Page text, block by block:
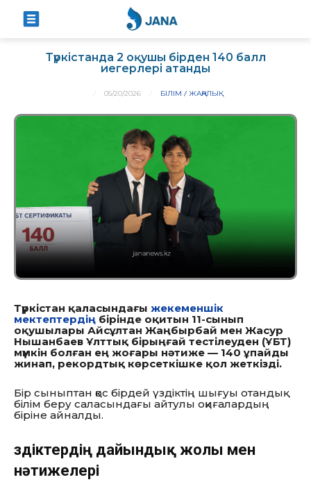
Түркістанда 2 оқушы бірден 140 балл
иегерлері атанды
05/20/2026 БІЛІМ ЖАҢАЛЫҚ
Түркістан қаласындағы жекеменшік
мектептердің бірінде оқитын 11-сынып
оқушылары Айсұлтан Жаңбырбай мен Жасур
Нышанбаев Ұлттық бірыңғай тестілеуден (ҰБТ)
мүмкін болған ең жоғары нәтиже — 140 ұпайды
жинап, рекордтық көрсеткішке қол жеткізді.
Бір сыныптан қос бірдей үздіктің шығуы отандық
білім беру саласындағы айтулы оқиғалардың
біріне айналды.
Үздіктердің дайындық жолы мен
нәтижелері